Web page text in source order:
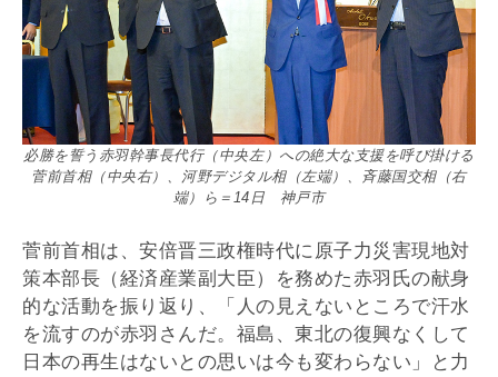
必勝を誓う赤羽幹事長代行（中央左）への絶大な支援を呼び掛ける
菅前首相（中央右）、河野デジタル相（左端）、斉藤国交相（右
端）ら＝14日 神戸市
菅前首相は、安倍晋三政権時代に原子力災害現地対
策本部長（経済産業副大臣）を務めた赤羽氏の献身
的な活動を振り返り、「人の見えないところで汗水
を流すのが赤羽さんだ。福島、東北の復興なくして
日本の再生はないとの思いは今も変わらない」と力